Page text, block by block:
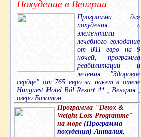
Похудение в Венгрии
Программа для
похудения с
элементами
лечебного голодания
от 811 евро на 9
ночей, программа
реабилитации и
лечения "Здоровое
сердце" от 765 евро за пакет в отеле
Hunguest Hotel Bál Resort 4* , Венгрия ,
озеро Балатон
Программа "Detox &
Weight Loss Programme"
на море (Программа
похудения) Анталия,